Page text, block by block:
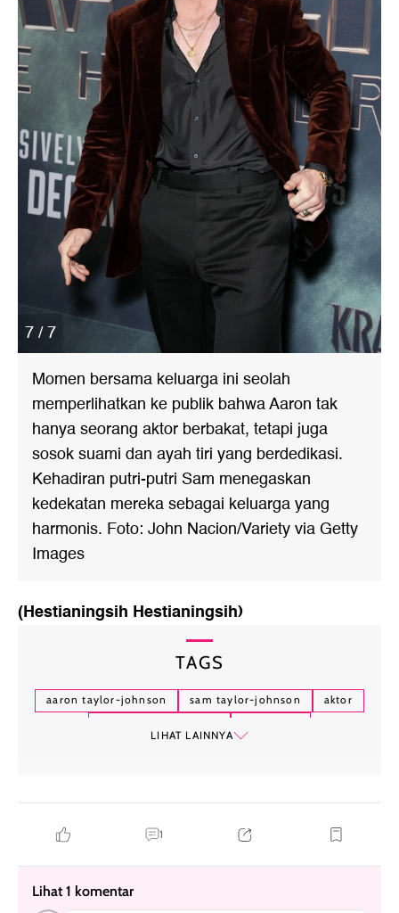
7 / 7
Momen bersama keluarga ini seolah
memperlihatkan ke publik bahwa Aaron tak
hanya seorang aktor berbakat, tetapi juga
sosok suami dan ayah tiri yang berdedikasi.
Kehadiran putri-putri Sam menegaskan
kedekatan mereka sebagai keluarga yang
harmonis. Foto: John Nacion/Variety via Getty
Images
(Hestianingsih Hestianingsih)
TAGS
aaron taylor-johnson sam taylor-johnson
aktor
LIHAT LAINNYA
1
Lihat 1 komentar